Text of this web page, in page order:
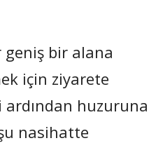
bir alana
için ziyarete
huzuruna
nasihatte